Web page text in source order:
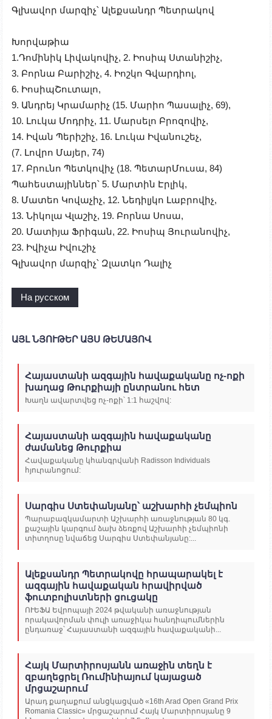
Գլխավոր մարզիչ՝ Ալեքսանդր Պետրակով
​​​​​​​Խորվաթիա
1.Դոմինիկ Լիվակովիչ, 2. Իոսիպ Ստանիշիչ,
3. Բորնա Բարիշիչ, 4. Իոշկո Գվարդիոլ,
6. ԻոսիպՇուտալո,
9. Անդրեյ Կրամարիչ (15. Մարիո Պասալիչ, 69),
10. Լուկա Մոդրիչ, 11. Մարսելո Բրոզովիչ,
14. Իվան Պերիշիչ, 16. Լուկա Իվանուշեչ,
(7. Լովրո Մայեր, 74)
17. Բրունո Պետկովիչ (18. ՊետարՄուսա, 84)
Պահեստայիններ՝ 5. Մարտին Էրլիկ,
8. Մատեո Կովաչիչ, 12. Նեդիլյկո Լաբրովիչ,
13. Նիկոլա Վլաշիչ, 19. Բորնա Սոսա,
20. Մատիյա Ֆրիգան, 22. Իոսիպ Յուրանովիչ,
23. Իվիչա Իվուշիչ
Գլխավոր մարզիչ՝ Զլատկո Դալիչ
На русском
ԱՅԼ ՆՅՈՒԹԵՐ ԱՅՍ ԹԵՄԱՅՈՎ
Հայաստանի ազգային հավաքականը ոչ-ոքի
խաղաց Թուրքիայի ընտրանու հետ
Խաղն ավարտվեց ոչ-ոքի՝ 1:1 հաշվով:
Հայաստանի ազգային հավաքականը
ժամանեց Թուրքիա
Հավաքականը կհանգրվանի Radisson Individuals
հյուրանոցում:
Սարգիս Ստեփանյանը՝ աշխարհի չեմպիոն
Պարաբազկամարտի Աշխարհի առաջնության 80 կգ.
քաշային կարգում ձախ ձեռքով Աշխարհի չեմպիոնի
տիտղոսը նվաճեց Սարգիս Ստեփանյանը:...
Ալեքսանդր Պետրակովը հրապարակել է
ազգային հավաքական հրավիրված
ֆուտբոլիստների ցուցակը
ՈՒԵՖԱ Եվրոպայի 2024 թվականի առաջնության
որակավորման փուլի առաջիկա հանդիպումներին
ընդառաջ՝ Հայաստանի ազգային հավաքականի...
Հայկ Մարտիրոսյանն առաջին տեղն է
զբաղեցրել Ռումինիայում կայացած
մրցաշարում
Արադ քաղաքում անցկացված «16th Arad Open Grand Prix
Romania Classic» մրցաշարում Հայկ Մարտիրոսյանը 9